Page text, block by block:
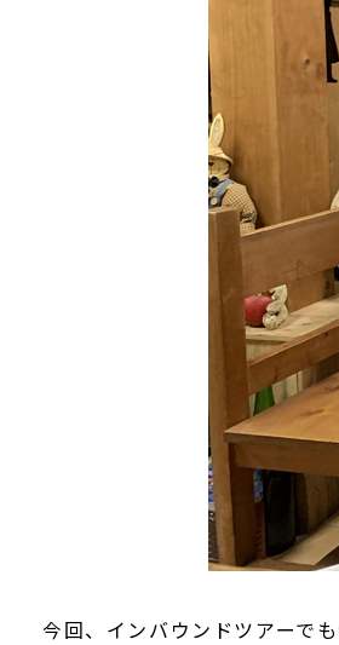
今回、インバウンドツアーで